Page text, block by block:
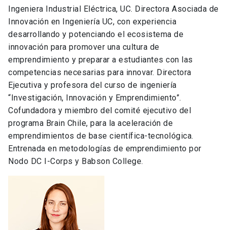
Ingeniera Industrial Eléctrica, UC. Directora Asociada de
Innovación en Ingeniería UC, con experiencia
desarrollando y potenciando el ecosistema de
innovación para promover una cultura de
emprendimiento y preparar a estudiantes con las
competencias necesarias para innovar. Directora
Ejecutiva y profesora del curso de ingeniería
“Investigación, Innovación y Emprendimiento”.
Cofundadora y miembro del comité ejecutivo del
programa Brain Chile, para la aceleración de
emprendimientos de base científica-tecnológica.
Entrenada en metodologías de emprendimiento por
Nodo DC I-Corps y Babson College.